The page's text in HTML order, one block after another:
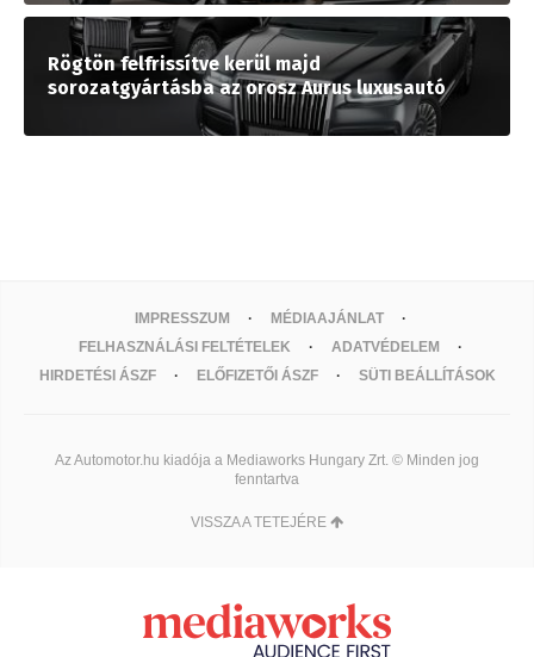
Rögtön felfrissítve kerül majd
sorozatgyártásba az orosz Aurus luxusautó
IMPRESSZUM
MÉDIAAJÁNLAT
FELHASZNÁLÁSI FELTÉTELEK
ADATVÉDELEM
HIRDETÉSI ÁSZF
ELŐFIZETŐI ÁSZF SÜTI BEÁLLÍTÁSOK
Az Automotor.hu kiadója a Mediaworks Hungary Zrt. © Minden jog
fenntartva
VISSZA A TETEJÉRE